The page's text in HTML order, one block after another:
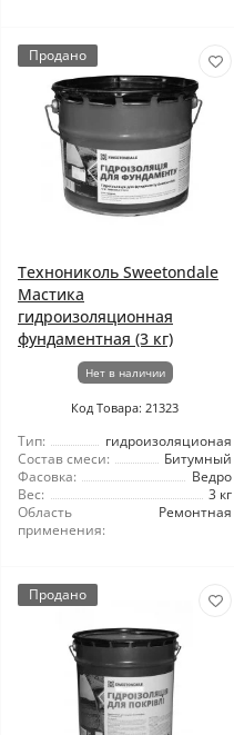
Продано
Технониколь Sweetondale
Мастика
гидроизоляционная
фундаментная (3 кг)
Нет в наличии
Код Товара: 21323
Тип:
гидроизоляционая
Состав смеси:
Битумный
Фасовка:
Ведро
Вес:
3 кг
Область
применения:
Ремонтная
Продано